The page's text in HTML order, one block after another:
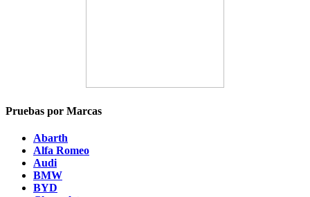
Pruebas por Marcas
Abarth
Alfa Romeo
Audi
BMW
BYD